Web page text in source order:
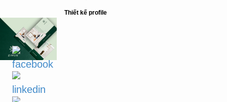
Thiết kế profile